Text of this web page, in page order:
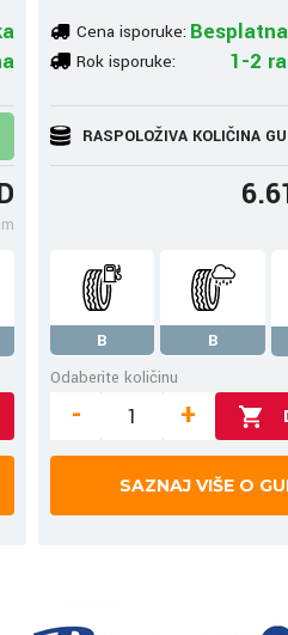
Cena isporuke:
Rok isporuke: 1-2
RASPOLOŽIVA KOLIČINA
B
B
Odaberite količinu
- +
SAZNAJ VIŠE O